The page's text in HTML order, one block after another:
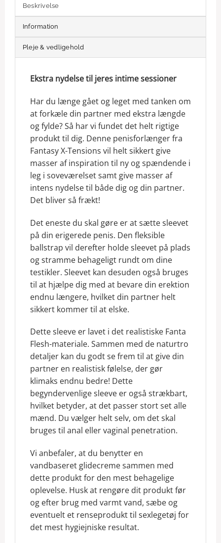
Beskrivelse
Information
Pleje & vedligehold
Ekstra nydelse til jeres intime sessioner
Har du længe gået og leget med tanken om
at forkæle din partner med ekstra længde
og fylde? Så har vi fundet det helt rigtige
produkt til dig. Denne penisforlænger fra
Fantasy X-Tensions vil helt sikkert give
masser af inspiration til ny og spændende i
leg i soveværelset samt give masser af
intens nydelse til både dig og din partner.
Det bliver så frækt!
Det eneste du skal gøre er at sætte sleevet
på din erigerede penis. Den fleksible
ballstrap vil derefter holde sleevet på plads
og stramme behageligt rundt om dine
testikler. Sleevet kan desuden også bruges
til at hjælpe dig med at bevare din erektion
endnu længere, hvilket din partner helt
sikkert kommer til at elske.
Dette sleeve er lavet i det realistiske Fanta
Flesh-materiale. Sammen med de naturtro
detaljer kan du godt se frem til at give din
partner en realistisk følelse, der gør
klimaks endnu bedre! Dette
begyndervenlige sleeve er også strækbart,
hvilket betyder, at det passer stort set alle
mænd. Du vælger helt selv, om det skal
bruges til anal eller vaginal penetration.
Vi anbefaler, at du benytter en
vandbaseret glidecreme sammen med
dette produkt for den mest behagelige
oplevelse. Husk at rengøre dit produkt før
og efter brug med varmt vand, sæbe og
eventuelt et renseprodukt til sexlegetøj for
det mest hygiejniske resultat.